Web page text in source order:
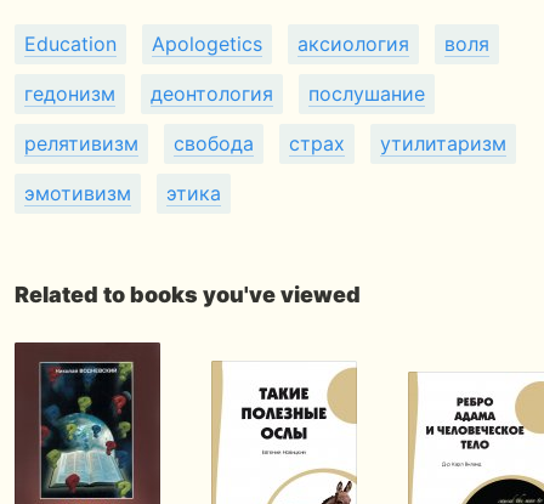
Education Apologetics аксиология воля
гедонизм деонтология послушание
релятивизм свобода страх утилитаризм
эмотивизм этика
Related to books you've viewed